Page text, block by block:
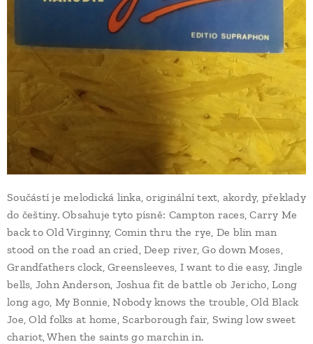
Součástí je melodická linka, originální text, akordy, překlady
do češtiny. Obsahuje tyto písně: Campton races, Carry Me
back to Old Virginny, Comin thru the rye, De blin man
stood on the road an cried, Deep river, Go down Moses,
Grandfathers clock, Greensleeves, I want to die easy, Jingle
bells, John Anderson, Joshua fit de battle ob Jericho, Long
long ago, My Bonnie, Nobody knows the trouble, Old Black
Joe, Old folks at home, Scarborough fair, Swing low sweet
chariot, When the saints go marchin in.